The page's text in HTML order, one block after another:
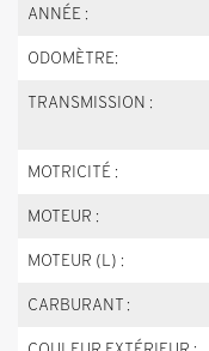
ANNÉE :
ODOMÈTRE:
TRANSMISSION :
MOTRICITÉ :
MOTEUR :
MOTEUR (L) :
CARBURANT :